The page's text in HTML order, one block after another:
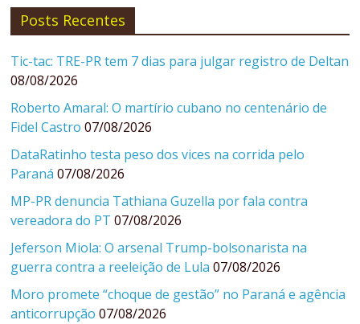
Posts Recentes
Tic-tac: TRE-PR tem 7 dias para julgar registro de Deltan
08/08/2026
Roberto Amaral: O martírio cubano no centenário de
Fidel Castro 07/08/2026
DataRatinho testa peso dos vices na corrida pelo
Paraná 07/08/2026
MP-PR denuncia Tathiana Guzella por fala contra
vereadora do PT 07/08/2026
Jeferson Miola: O arsenal Trump-bolsonarista na
guerra contra a reeleição de Lula 07/08/2026
Moro promete “choque de gestão” no Paraná e agência
anticorrupção 07/08/2026